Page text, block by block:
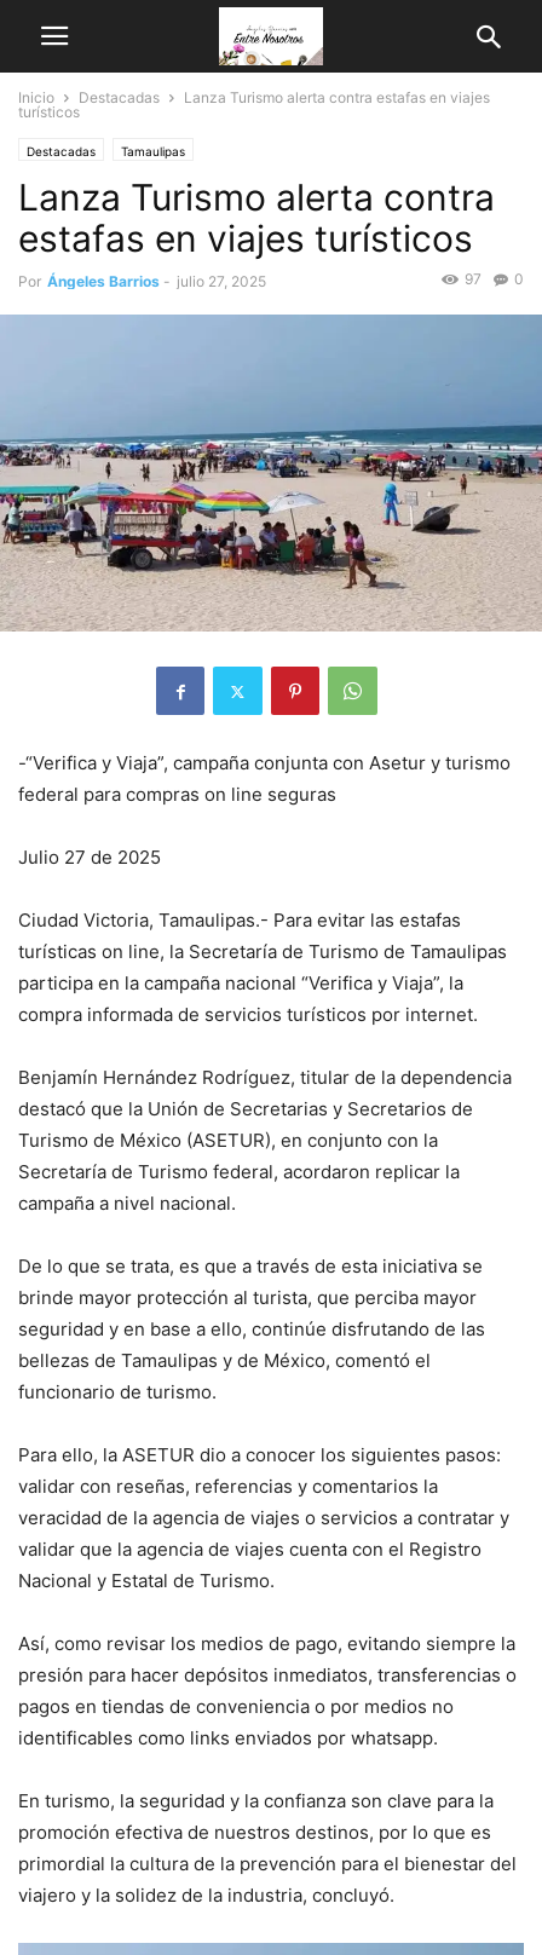
Inicio Destacadas
Lanza Turismo alerta contra estafas en viajes
turísticos
Destacadas Tamaulipas
Lanza Turismo alerta contra
estafas en viajes turísticos
Por Ángeles Barrios - julio 27, 2025 0
97
-“Verifica y Viaja”, campaña conjunta con Asetur y turismo
federal para compras on line seguras
Julio 27 de 2025
Ciudad Victoria, Tamaulipas.- Para evitar las estafas
turísticas on line, la Secretaría de Turismo de Tamaulipas
participa en la campaña nacional “Verifica y Viaja”, la
compra informada de servicios turísticos por internet.
Benjamín Hernández Rodríguez, titular de la dependencia
destacó que la Unión de Secretarias y Secretarios de
Turismo de México (ASETUR), en conjunto con la
Secretaría de Turismo federal, acordaron replicar la
campaña a nivel nacional.
De lo que se trata, es que a través de esta iniciativa se
brinde mayor protección al turista, que perciba mayor
seguridad y en base a ello, continúe disfrutando de las
bellezas de Tamaulipas y de México, comentó el
funcionario de turismo.
Para ello, la ASETUR dio a conocer los siguientes pasos:
validar con reseñas, referencias y comentarios la
veracidad de la agencia de viajes o servicios a contratar y
validar que la agencia de viajes cuenta con el Registro
Nacional y Estatal de Turismo.
Así, como revisar los medios de pago, evitando siempre la
presión para hacer depósitos inmediatos, transferencias o
pagos en tiendas de conveniencia o por medios no
identificables como links enviados por whatsapp.
En turismo, la seguridad y la confianza son clave para la
promoción efectiva de nuestros destinos, por lo que es
primordial la cultura de la prevención para el bienestar del
viajero y la solidez de la industria, concluyó.